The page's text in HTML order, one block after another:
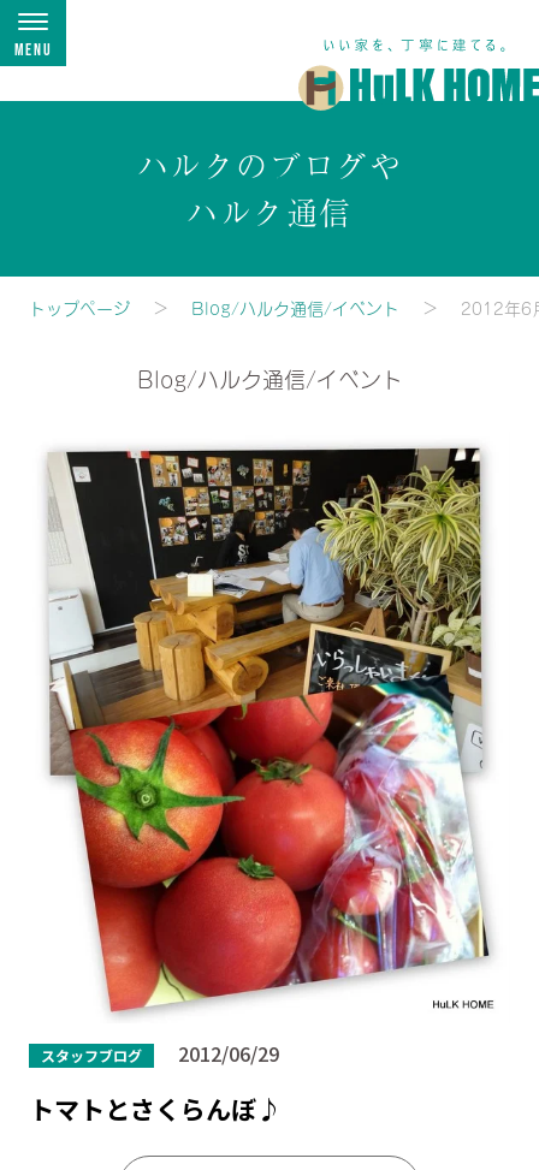
Menu
ハルクのブログや
ハルク通信
トップページ Blog/ハルク通信/イベント 2012年6
Blog/ハルク通信/イベント
スタッフブログ 2012/06/29
トマトとさくらんぼ♪